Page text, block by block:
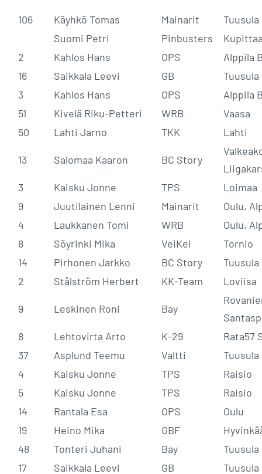
106 Käyhkö Tomas Mainarit
Tuusula
Suomi Petri
Pinbusters
2
Kahlos Hans OPS
Alppila
16
Saikkala Leevi GB
Tuusula
3
Kahlos Hans OPS
Alppila
51
Kivelä Riku-Petteri WRB
Vaasa
50
Lahti Jarno TKK Lahti
13 Salomaa Kaaron BC Story
3
Kaisku Jonne TPS
Loimaa
9
Juutilainen Lenni Mainarit
Oulu,
4
Laukkanen Tomi WRB
Oulu,
8
Söyrinki Mika VeiKei
Tornio
14
Pirhonen Jarkko BC Story
Tuusula
2
Stålström Herbert KK-Team Loviisa
9 Leskinen Roni Bay
8
Lehtovirta Arto K-29
Rata57
37
Asplund Teemu Valtti
Tuusula
4
Kaisku Jonne TPS
Raisio
5
Kaisku Jonne TPS
Raisio
14
Rantala Esa OPS
Oulu
19
Heino Mika GBF
48
Tonteri Juhani Bay
Tuusula
17
Saikkala Leevi GB Tuusula